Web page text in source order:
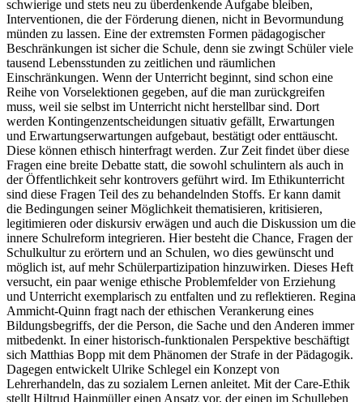
schwierige und stets neu zu überdenkende Aufgabe bleiben,
Interventionen, die der Förderung dienen, nicht in Bevormundung
münden zu lassen. Eine der extremsten Formen pädagogischer
Beschränkungen ist sicher die Schule, denn sie zwingt Schüler viele
tausend Lebensstunden zu zeitlichen und räumlichen
Einschränkungen. Wenn der Unterricht beginnt, sind schon eine
Reihe von Vorselektionen gegeben, auf die man zurückgreifen
muss, weil sie selbst im Unterricht nicht herstellbar sind. Dort
werden Kontingenzentscheidungen situativ gefällt, Erwartungen
und Erwartungserwartungen aufgebaut, bestätigt oder enttäuscht.
Diese können ethisch hinterfragt werden. Zur Zeit findet über diese
Fragen eine breite Debatte statt, die sowohl schulintern als auch in
der Öffentlichkeit sehr kontrovers geführt wird. Im Ethikunterricht
sind diese Fragen Teil des zu behandelnden Stoffs. Er kann damit
die Bedingungen seiner Möglichkeit thematisieren, kritisieren,
legitimieren oder diskursiv erwägen und auch die Diskussion um die
innere Schulreform integrieren. Hier besteht die Chance, Fragen der
Schulkultur zu erörtern und an Schulen, wo dies gewünscht und
möglich ist, auf mehr Schülerpartizipation hinzuwirken. Dieses Heft
versucht, ein paar wenige ethische Problemfelder von Erziehung
und Unterricht exemplarisch zu entfalten und zu reflektieren. Regina
Ammicht-Quinn fragt nach der ethischen Verankerung eines
Bildungsbegriffs, der die Person, die Sache und den Anderen immer
mitbedenkt. In einer historisch-funktionalen Perspektive beschäftigt
sich Matthias Bopp mit dem Phänomen der Strafe in der Pädagogik.
Dagegen entwickelt Ulrike Schlegel ein Konzept von
Lehrerhandeln, das zu sozialem Lernen anleitet. Mit der Care-Ethik
stellt Hiltrud Hainmüller einen Ansatz vor, der einen im Schulleben